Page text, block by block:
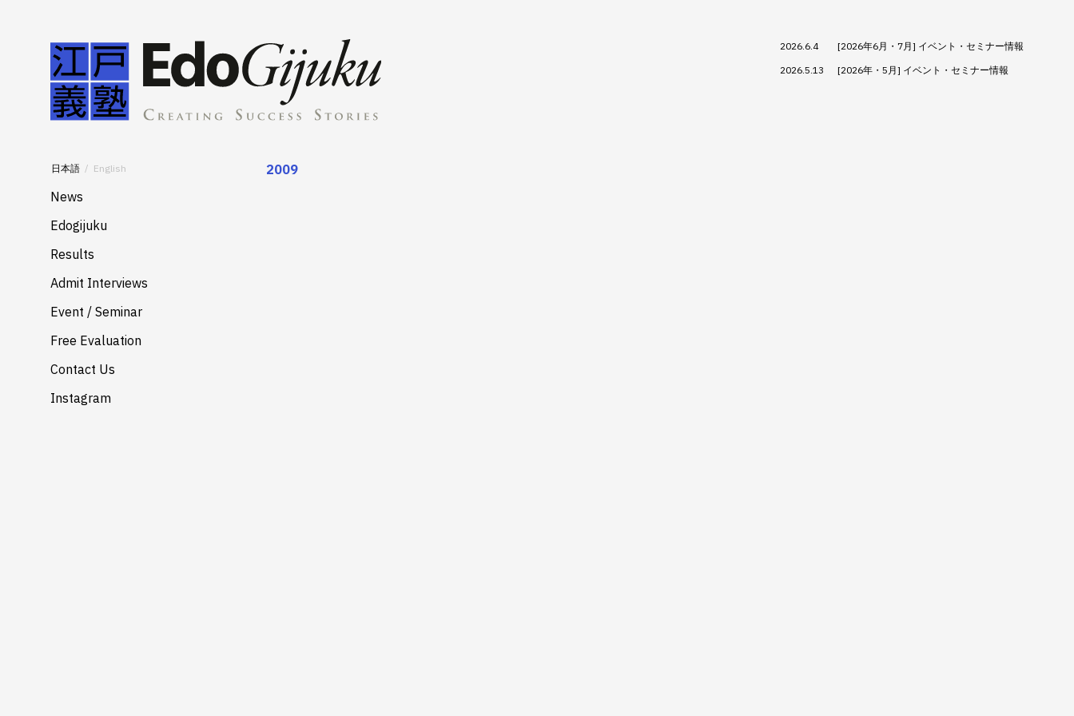
2026.6.4
[2026年6月・7月] イベント・セミナー情報
2026.5.13
[2026年・5月] イベント・セミナー情報
日本語 English
News
Edogijuku
About
Services
Results
Admit Interviews
Event / Seminar
Free Evaluation
Contact Us
Instagram
2009